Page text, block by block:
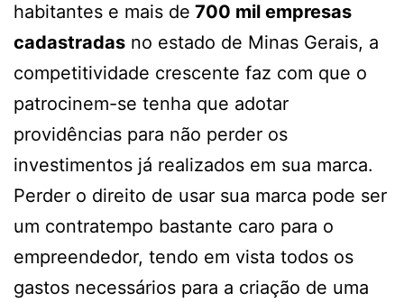
habitantes e mais de 700 mil empresas
cadastradas no estado de Minas Gerais, a
competitividade crescente faz com que o
patrocinem-se tenha que adotar
providências para não perder os
investimentos já realizados em sua marca.
Perder o direito de usar sua marca pode ser
um contratempo bastante caro para o
empreendedor, tendo em vista todos os
gastos necessários para a criação de uma